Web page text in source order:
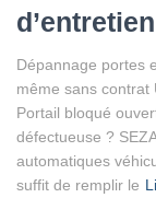
d’entretien
Dépannage portes
même sans contrat
Portail bloqué
défectueuse ?
automatiques
suffit de remplir le